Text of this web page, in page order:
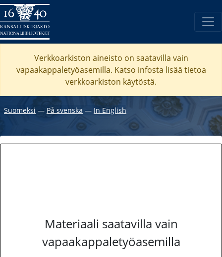
Verkkoarkiston aineisto on saatavilla vain
vapaakappaletyöasemilla. Katso infosta lisää tietoa
verkkoarkiston käytöstä.
Suomeksi ― På svenska ― In English
Materiaali saatavilla vain
vapaakappaletyöasemilla